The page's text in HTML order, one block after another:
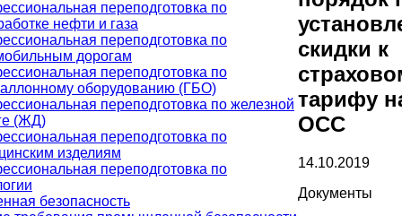
переподготовка по
нефти и газа
переподготовка по
дорогам
переподготовка по
оборудованию (ГБО)
переподготовка по железной
(ЖД)
переподготовка по
изделиям
переподготовка по
безопасность
скидки к
тарифу
ОСС
14.10.2019
Документы